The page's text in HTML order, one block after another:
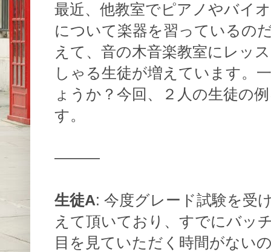
最近、他教室でピアノやバイ
について楽器を習っているの
えて、音の木音楽教室にレッ
しゃる生徒が増えています。
ょうか？今回、２人の生徒の
す。
———
生徒A: 今度グレード試験を受
えて頂いており、すでにバッ
目を見ていただく時間がない